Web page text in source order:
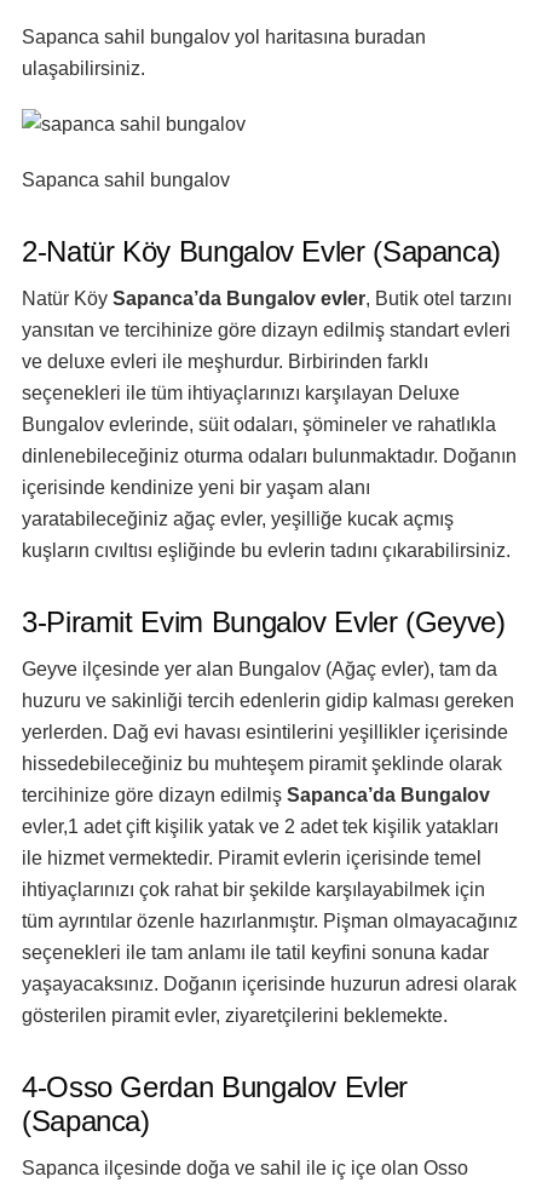
Sapanca sahil bungalov yol haritasına buradan
ulaşabilirsiniz.
Sapanca sahil bungalov
2-Natür Köy Bungalov Evler (Sapanca)
Natür Köy Sapanca’da Bungalov evler, Butik otel tarzını
yansıtan ve tercihinize göre dizayn edilmiş standart evleri
ve deluxe evleri ile meşhurdur. Birbirinden farklı
seçenekleri ile tüm ihtiyaçlarınızı karşılayan Deluxe
Bungalov evlerinde, süit odaları, şömineler ve rahatlıkla
dinlenebileceğiniz oturma odaları bulunmaktadır. Doğanın
içerisinde kendinize yeni bir yaşam alanı
yaratabileceğiniz ağaç evler, yeşilliğe kucak açmış
kuşların cıvıltısı eşliğinde bu evlerin tadını çıkarabilirsiniz.
3-Piramit Evim Bungalov Evler (Geyve)
Geyve ilçesinde yer alan Bungalov (Ağaç evler), tam da
huzuru ve sakinliği tercih edenlerin gidip kalması gereken
yerlerden. Dağ evi havası esintilerini yeşillikler içerisinde
hissedebileceğiniz bu muhteşem piramit şeklinde olarak
tercihinize göre dizayn edilmiş Sapanca’da Bungalov
evler,1 adet çift kişilik yatak ve 2 adet tek kişilik yatakları
ile hizmet vermektedir. Piramit evlerin içerisinde temel
ihtiyaçlarınızı çok rahat bir şekilde karşılayabilmek için
tüm ayrıntılar özenle hazırlanmıştır. Pişman olmayacağınız
seçenekleri ile tam anlamı ile tatil keyfini sonuna kadar
yaşayacaksınız. Doğanın içerisinde huzurun adresi olarak
gösterilen piramit evler, ziyaretçilerini beklemekte.
4-Osso Gerdan Bungalov Evler
(Sapanca)
Sapanca ilçesinde doğa ve sahil ile iç içe olan Osso